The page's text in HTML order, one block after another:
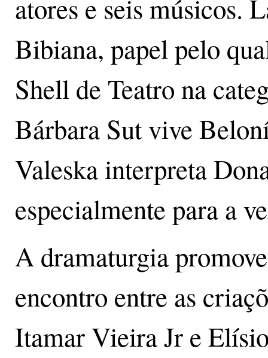
atores e seis músicos.
Bibiana, papel pelo
Shell de Teatro na
Bárbara Sut vive
Valeska interpreta
especialmente para a
A dramaturgia
encontro entre as
Itamar Vieira Jr e